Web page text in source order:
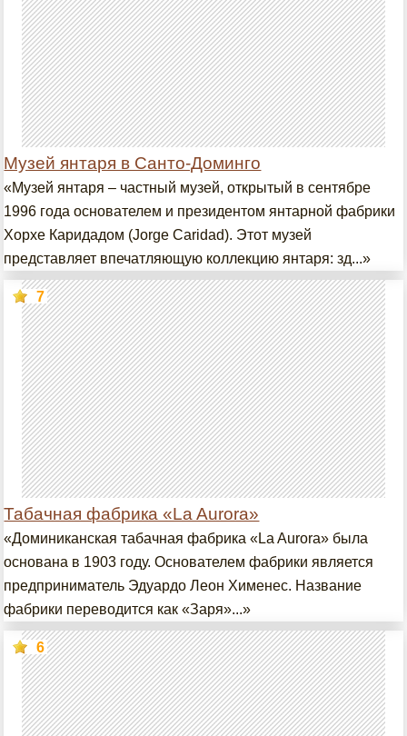
Музей янтаря в Санто-Доминго
«Музей янтаря – частный музей, открытый в сентябре
1996 года основателем и президентом янтарной фабрики
Хорхе Каридадом (Jorge Caridad). Этот музей
представляет впечатляющую коллекцию янтаря: зд...»
Табачная фабрика «La Aurora»
7
«Доминиканская табачная фабрика «La Aurora» была
основана в 1903 году. Основателем фабрики является
предприниматель Эдуардо Леон Хименес. Название
фабрики переводится как «Заря»...»
6